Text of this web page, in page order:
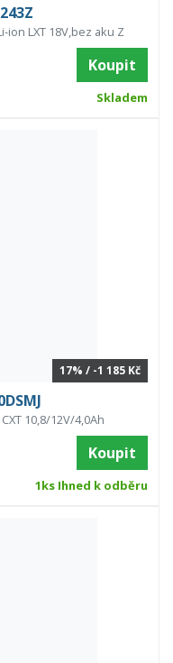
LXT 18V,bez aku Z
Koupit
Skladem
17% / -1 185 Kč
10,8/12V/4,0Ah
Koupit
1ks Ihned k odběru